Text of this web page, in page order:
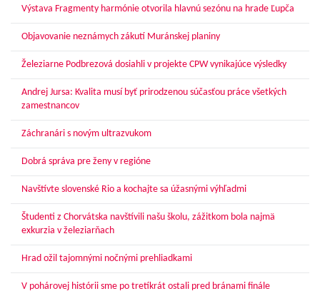
Výstava Fragmenty harmónie otvorila hlavnú sezónu na hrade Ľupča
Objavovanie neznámych zákutí Muránskej planiny
Železiarne Podbrezová dosiahli v projekte CPW vynikajúce výsledky
Andrej Jursa: Kvalita musí byť prirodzenou súčasťou práce všetkých
zamestnancov
Záchranári s novým ultrazvukom
Dobrá správa pre ženy v regióne
Navštívte slovenské Rio a kochajte sa úžasnými výhľadmi
Študenti z Chorvátska navštívili našu školu, zážitkom bola najmä
exkurzia v železiarňach
Hrad ožil tajomnými nočnými prehliadkami
V pohárovej histórii sme po tretíkrát ostali pred bránami finále